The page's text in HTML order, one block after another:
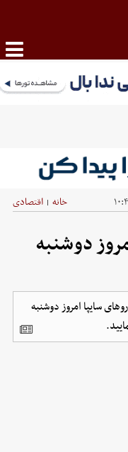
خانه | اقتصادی
دوشنبه
سایپا امروز دوشنبه